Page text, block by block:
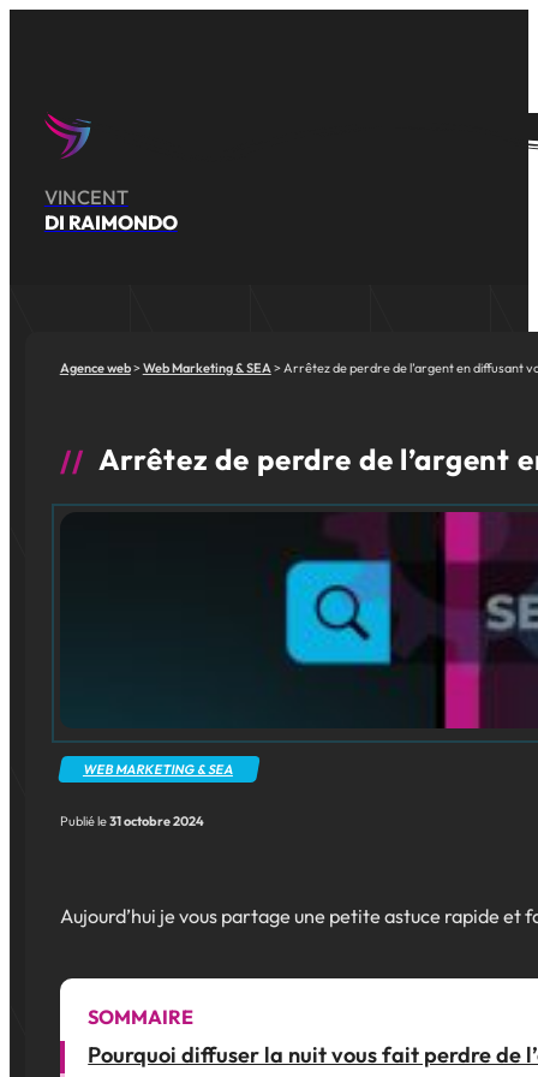
VINCENT
DI RAIMONDO
Agence web Web Marketing & SEA Arrêtez de perdre de l’argent en diffusant
Arrêtez de perdre de l’argent
WEB MARKETING & SEA
Publié le31 octobre 2024
Aujourd’hui je vous partage une petite astuce rapide
SOMMAIRE
Pourquoi diffuser la nuit vous fait perdre de